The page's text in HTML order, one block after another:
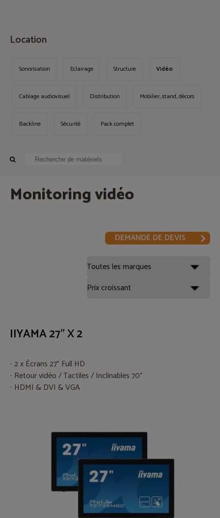
Location
Sonorisation Eclairage Structure Vidéo
Cablage audiovisuel Distribution Mobilier, stand, décors
Backline Sécurité Pack complet
Monitoring vidéo
DEMANDE DE DEVIS
IIYAMA 27" X 2
2 x Écrans 27" Full HD
Retour vidéo / Tactiles / Inclinables 70°
HDMI & DVI & VGA